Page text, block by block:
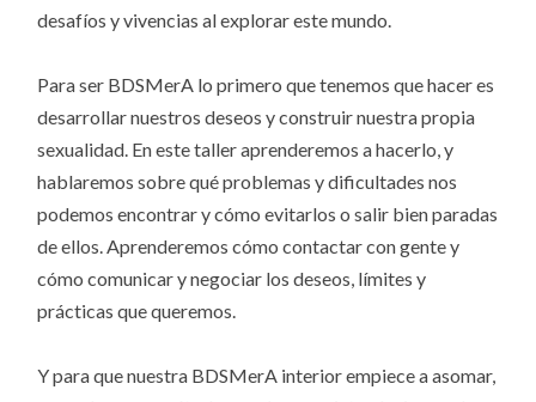
desafíos y vivencias al explorar este mundo.
Para ser BDSMerA lo primero que tenemos que hacer es
desarrollar nuestros deseos y construir nuestra propia
sexualidad. En este taller aprenderemos a hacerlo, y
hablaremos sobre qué problemas y dificultades nos
podemos encontrar y cómo evitarlos o salir bien paradas
de ellos. Aprenderemos cómo contactar con gente y
cómo comunicar y negociar los deseos, límites y
prácticas que queremos.
Y para que nuestra BDSMerA interior empiece a asomar,